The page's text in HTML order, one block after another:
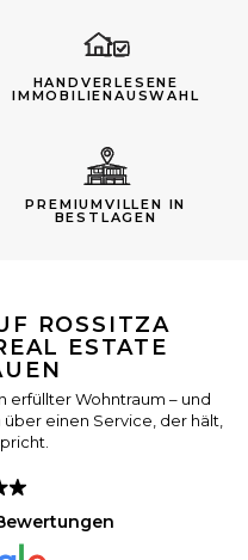
HANDVERLESENE
IMMOBILIENAUSWAHL
PREMIUMVILLEN IN
BESTLAGEN
ROSSITZA
ESTATE
erfüllter Wohntraum – und
einen Service, der hält,